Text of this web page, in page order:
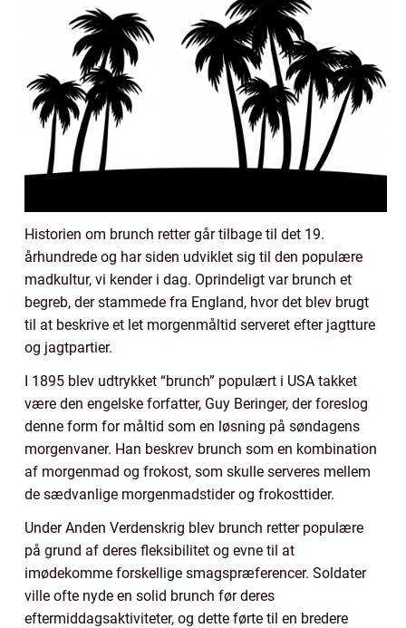
Historien om brunch retter går tilbage til det 19.
århundrede og har siden udviklet sig til den populære
madkultur, vi kender i dag. Oprindeligt var brunch et
begreb, der stammede fra England, hvor det blev brugt
til at beskrive et let morgenmåltid serveret efter jagtture
og jagtpartier.
I 1895 blev udtrykket “brunch” populært i USA takket
være den engelske forfatter, Guy Beringer, der foreslog
denne form for måltid som en løsning på søndagens
morgenvaner. Han beskrev brunch som en kombination
af morgenmad og frokost, som skulle serveres mellem
de sædvanlige morgenmadstider og frokosttider.
Under Anden Verdenskrig blev brunch retter populære
på grund af deres fleksibilitet og evne til at
imødekomme forskellige smagspræferencer. Soldater
ville ofte nyde en solid brunch før deres
eftermiddagsaktiviteter, og dette førte til en bredere